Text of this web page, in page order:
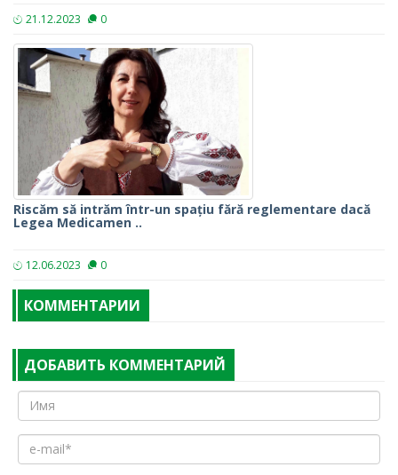
21.12.2023 0
Riscăm să intrăm într-un spațiu fără reglementare dacă
Legea Medicamen ..
12.06.2023 0
КОММЕНТАРИИ
ДОБАВИТЬ КОММЕНТАРИЙ